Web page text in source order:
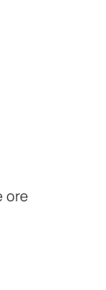
ore